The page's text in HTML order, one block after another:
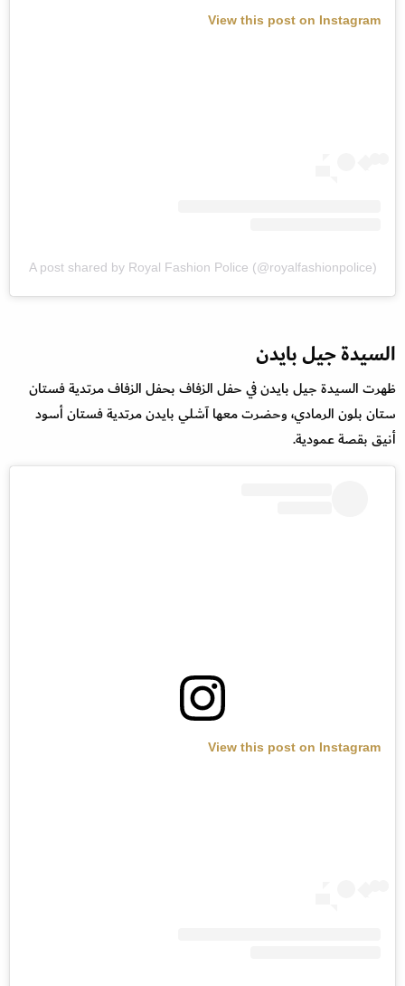
View this post on Instagram
A post shared by Royal Fashion Police (@royalfashionpolice)
السيدة جيل بايدن
ظهرت السيدة جيل بايدن في حفل الزفاف بحفل الزفاف مرتدية فستان
ستان بلون الرمادي، وحضرت معها آشلي بايدن مرتدية فستان أسود
أنيق بقصة عمودية.
View this post on Instagram